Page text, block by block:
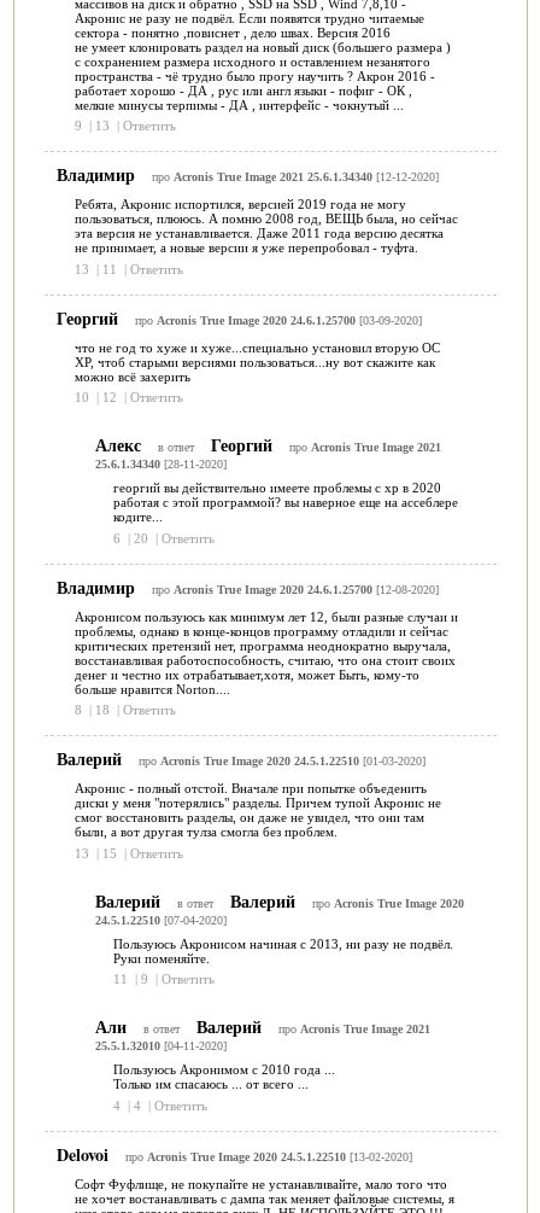
массивов на диск и обратно , SSD на SSD , Wind 7,8,10 -
Акронис не разу не подвёл. Если появятся трудно читаемые
сектора - понятно ,повиснет , дело швах. Версия 2016
не умеет клонировать раздел на новый диск (большего размера )
с сохранением размера исходного и оставлением незанятого
пространства - чё трудно было прогу научить ? Акрон 2016 -
работает хорошо - ДА , рус или англ языки - пофиг - ОК ,
мелкие минусы терпимы - ДА , интерфейс - чокнутый ...
9
| 13 | Ответить
Владимир про Acronis True Image 2021 25.6.1.34340[12-12-2020]
Ребята, Акронис испортился, версией 2019 года не могу
пользоваться, плююсь. А помню 2008 год, ВЕЩЬ была, но сейчас
эта версия не устанавливается. Даже 2011 года версию десятка
не принимает, а новые версии я уже перепробовал - туфта.
13
| 11 | Ответить
Георгий про Acronis True Image 2020 24.6.1.25700[03-09-2020]
что не год то хуже и хуже...специально установил вторую ОС
ХР, чтоб старыми версиями пользоваться...ну вот скажите как
можно всё захерить
10
| 12 | Ответить
Алекс в ответ Георгий про Acronis True Image 2021
25.6.1.34340[28-11-2020]
георгий вы действительно имеете проблемы с xp в 2020
работая с этой программой? вы наверное еще на ассеблере
кодите...
6
| 20 | Ответить
Владимир про Acronis True Image 2020 24.6.1.25700[12-08-2020]
Акронисом пользуюсь как минимум лет 12, были разные случаи и
проблемы, однако в конце-концов программу отладили и сейчас
критических претензий нет, программа неоднократно выручала,
восстанавливая работоспособность, считаю, что она стоит своих
денег и честно их отрабатывает,хотя, может Быть, кому-то
больше нравится Norton....
8
| 18 | Ответить
Валерий про Acronis True Image 2020 24.5.1.22510[01-03-2020]
Акронис - полный отстой. Вначале при попытке объеденить
диски у меня "потерялись" разделы. Причем тупой Акронис не
смог восстановить разделы, он даже не увидел, что они там
были, а вот другая тулза смогла без проблем.
13
| 15 | Ответить
Валерий в ответ Валерий про Acronis True Image 2020
24.5.1.22510[07-04-2020]
Пользуюсь Акронисом начиная с 2013, ни разу не подвёл.
Руки поменяйте.
11
| 9 | Ответить
Али в ответ Валерий про Acronis True Image 2021
25.5.1.32010[04-11-2020]
Пользуюсь Акронимом с 2010 года ...
Только им спасаюсь ... от всего ...
4 | 4 | Ответить
Delovoi про Acronis True Image 2020 24.5.1.22510[13-02-2020]
Софт Фуфлище, не покупайте не устанавливайте, мало того что
не хочет востанавливать с дампа так меняет файловые системы, я